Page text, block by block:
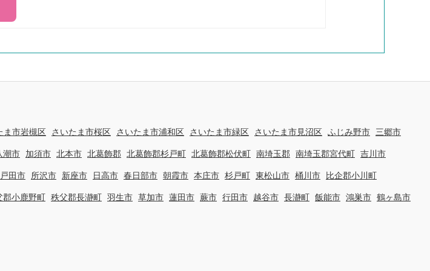
ま市岩槻区 さいたま市桜区 さいたま市浦和区 さいたま市緑区 さいたま市見沼区 ふじみ野市 三郷市
潮市 加須市 北本市 北葛飾郡 北葛飾郡杉戸町 北葛飾郡松伏町 南埼玉郡 南埼玉郡宮代町 吉川市
戸田市 所沢市 新座市 日高市 春日部市 朝霞市 本庄市 杉戸町 東松山市 桶川市 比企郡小川町
郡小鹿野町 秩父郡長瀞町 羽生市 草加市 蓮田市 蕨市 行田市 越谷市 長瀞町 飯能市 鴻巣市 鶴ヶ島市